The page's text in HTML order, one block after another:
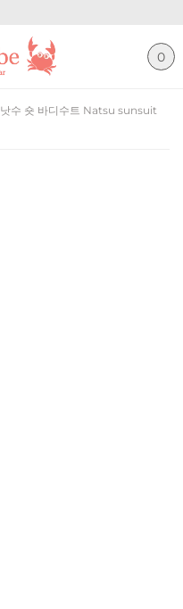
0
낫수 숏 바디수트 Natsu sunsuit